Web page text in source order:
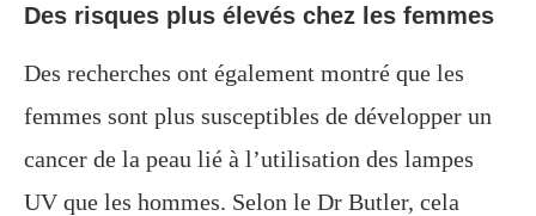
Des risques plus élevés chez les femmes
Des recherches ont également montré que les
femmes sont plus susceptibles de développer un
cancer de la peau lié à l’utilisation des lampes
UV que les hommes. Selon le Dr Butler, cela